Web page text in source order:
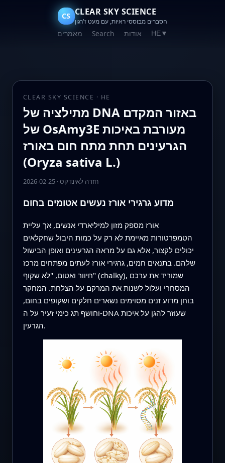
CS CLEAR SKY SCIENCE
הסברים מבוססי ראיות, עם מעט ז'רגון
מאמרים Search אודות HE▼
CLEAR SKY SCIENCE · HE
מתילציה של DNA באזור המקדם
של OsAmy3E מעורבת באיכות
הגרעינים תחת מתח חום באורז
(Oryza sativa L.)
2026-02-25·חזרה לאינדקס
מדוע גרגירי אורז נעשים אטומים בחום
אורז מספק מזון למיליארדי אנשים, אך עליית
הטמפרטורות מאיימת לא רק על כמות היבול שחקלאים
יכולים לקצור, אלא גם על מראה הגרעינים ואופן הבישול
שלהם. בתנאים חמים, גרגירי אורז לעתים מפתחים מרכז
חיוור ואטום, "לא שקוף" (chalky), שמוריד את ערכם
המסחרי ועלול לשנות את המרקם על הצלחת. המחקר
בוחן מדוע זנים מסוימים נשארים חלקים ושקופים בחום,
וחושף תג כימי זעיר על ה‑DNA שעוזר להגן על איכות
הגרעין.